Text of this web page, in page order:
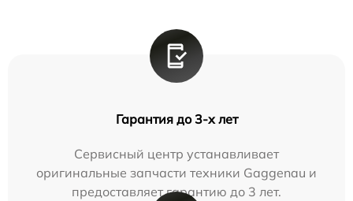
Гарантия до 3-х лет
Сервисный центр устанавливает
оригинальные запчасти техники Gaggenau и
предоставляет гарантию до 3 лет.